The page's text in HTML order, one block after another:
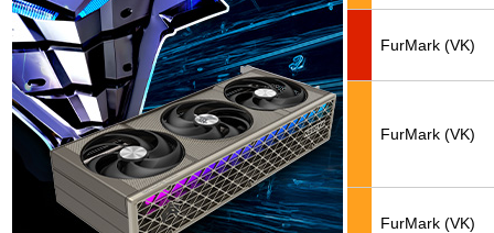
FurMark (VK)
FurMark (VK)
FurMark (VK)